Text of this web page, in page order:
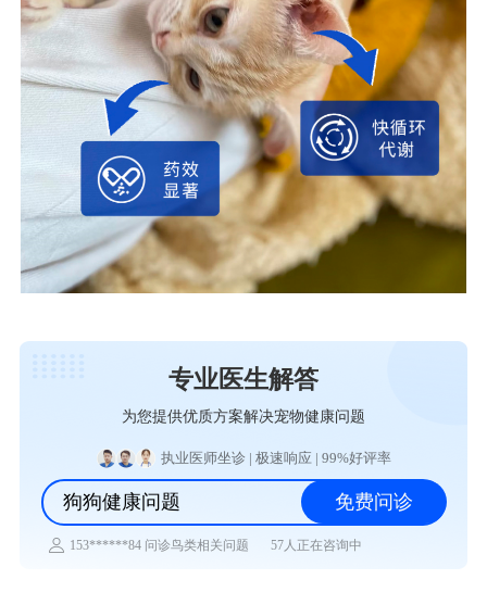
专业医生解答
为您提供优质方案解决宠物健康问题
执业医师坐诊 | 极速响应 | 99%好评率
狗狗健康问题 免费问诊
132******44 问诊兔子相关问题
57人正在咨询中